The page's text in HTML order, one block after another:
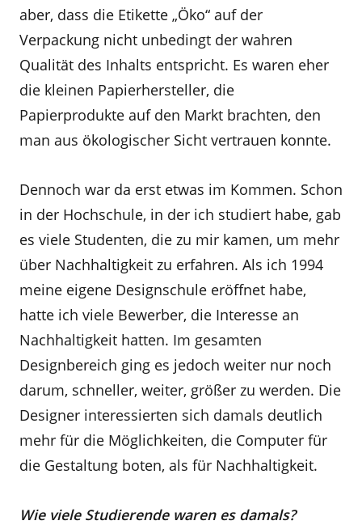
aber, dass die Etikette „Öko“ auf der
Verpackung nicht unbedingt der wahren
Qualität des Inhalts entspricht. Es waren eher
die kleinen Papierhersteller, die
Papierprodukte auf den Markt brachten, den
man aus ökologischer Sicht vertrauen konnte.
Dennoch war da erst etwas im Kommen. Schon
in der Hochschule, in der ich studiert habe, gab
es viele Studenten, die zu mir kamen, um mehr
über Nachhaltigkeit zu erfahren. Als ich 1994
meine eigene Designschule eröffnet habe,
hatte ich viele Bewerber, die Interesse an
Nachhaltigkeit hatten. Im gesamten
Designbereich ging es jedoch weiter nur noch
darum, schneller, weiter, größer zu werden. Die
Designer interessierten sich damals deutlich
mehr für die Möglichkeiten, die Computer für
die Gestaltung boten, als für Nachhaltigkeit.
Wie viele Studierende waren es damals?